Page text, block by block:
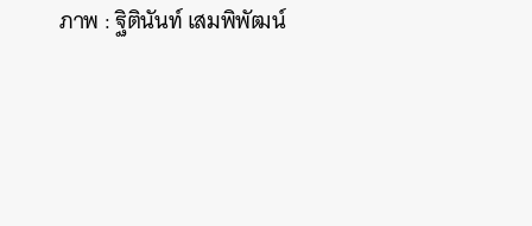
ภาพ : ฐิตินันท์ เสมพิพัฒน์